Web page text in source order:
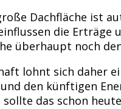
Dachfläche ist
die Erträge
überhaupt noch
lohnt sich daher
den künftigen
das schon